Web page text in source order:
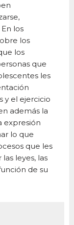
los
los
los
que
les
y el ejercicio
además la
expresión
lo que
que les
leyes, las
de su